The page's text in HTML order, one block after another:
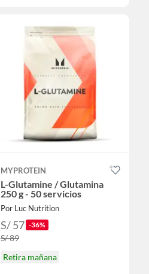
MYPROTEIN
L-Glutamine / Glutamina
250 g - 50 servicios
Por Luc Nutrition
S/ 57 -36%
S/ 89
Retira mañana